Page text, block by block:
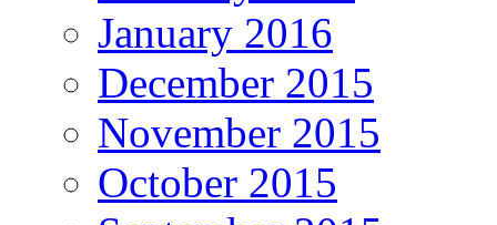
January 2016
December 2015
November 2015
October 2015